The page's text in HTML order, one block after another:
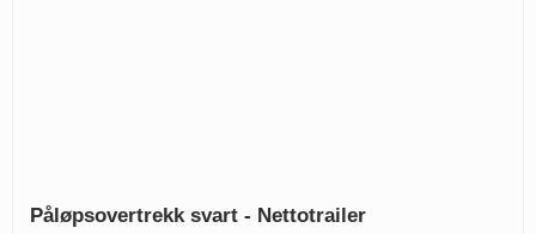
Påløpsovertrekk svart - Nettotrailer